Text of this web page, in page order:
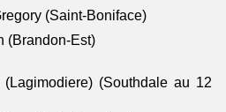
(Saint-Boniface)
(Brandon-Est)
(Lagimodiere) (Southdale au 12